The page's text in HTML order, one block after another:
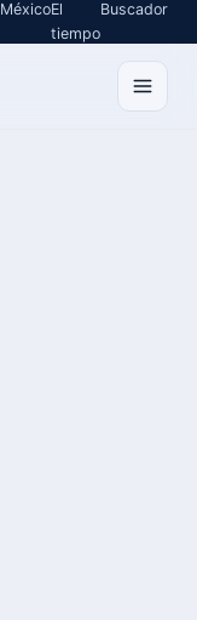
MéxicoEl
tiempo
Buscador